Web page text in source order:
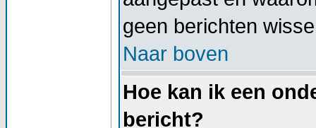
geen berichten
Naar boven
Hoe kan ik een
bericht?